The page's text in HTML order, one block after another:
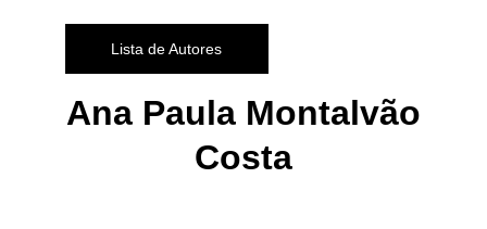
Lista de Autores
Ana Paula Montalvão
Costa